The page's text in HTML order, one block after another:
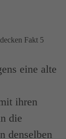
eine alte
ihren
die
denselben